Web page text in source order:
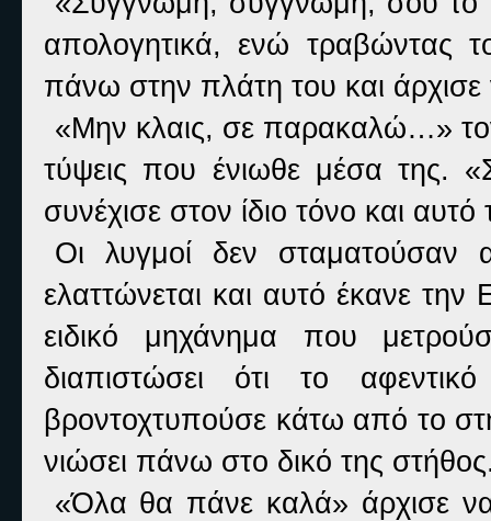
απολογητικά, ενώ τραβώντας
πάνω στην πλάτη του και άρχισε
«Μην κλαις, σε παρακαλώ…»
τύψεις που ένιωθε μέσα της.
συνέχισε στον ίδιο τόνο και
Οι λυγμοί δεν σταματούσαν
ελαττώνεται και αυτό έκανε
ειδικό μηχάνημα που
διαπιστώσει ότι το
βροντοχτυπούσε κάτω από το
νιώσει πάνω στο δικό της
«Όλα θα πάνε καλά» άρχισε